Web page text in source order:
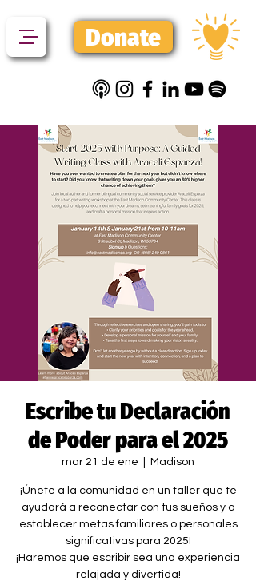
Donate
Escribe tu Declaración
de Poder para el 2025
mar 21 de ene Madison
¡Únete a la comunidad en un taller que te
ayudará a reconectar con tus sueños y a
establecer metas familiares o personales
significativas para 2025!
¡Haremos que escribir sea una experiencia
relajada y divertida!